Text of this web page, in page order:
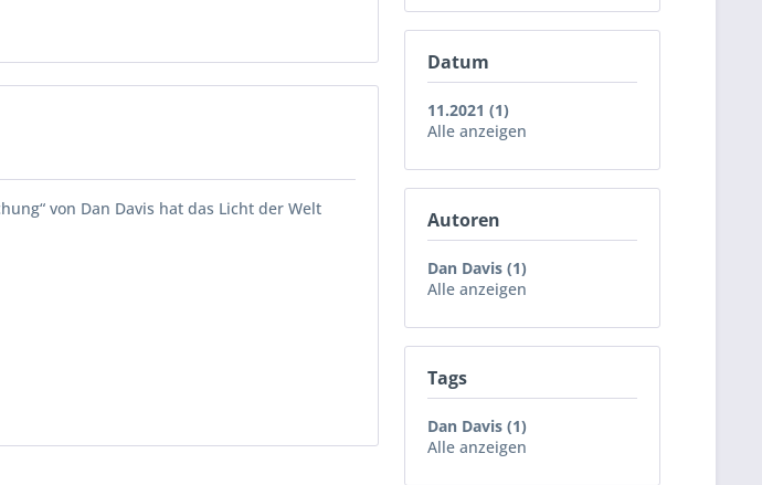
Datum
11.2021 (1)
Alle anzeigen
Autoren
Dan Davis (1)
Alle anzeigen
Tags
Dan Davis (1)
Alle anzeigen
von Dan Davis hat das Licht der Welt